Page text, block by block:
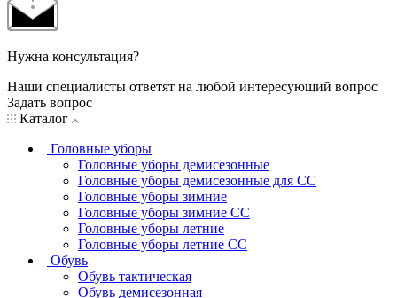
Нужна консультация?
Наши специалисты ответят на любой интересующий вопрос
Задать вопрос
Каталог
Головные уборы
Головные уборы демисезонные
Головные уборы демисезонные для СС
Головные уборы зимние
Головные уборы зимние СС
Головные уборы летние
Головные уборы летние СС
Обувь
Обувь тактическая
Обувь демисезонная